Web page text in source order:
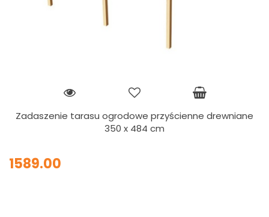
Zadaszenie tarasu ogrodowe przyścienne drewniane
350 x 484 cm
1589.00